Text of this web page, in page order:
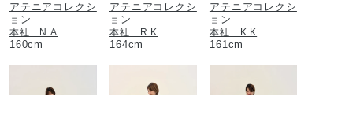
アテニアコレクシ
ョン
本社 N.A
160cm
アテニアコレクシ
ョン
本社 R.K
164cm
アテニアコレクシ
ョン
本社 K.K
161cm